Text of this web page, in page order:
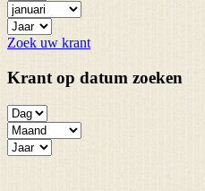
Zoek uw krant
Krant op datum zoeken